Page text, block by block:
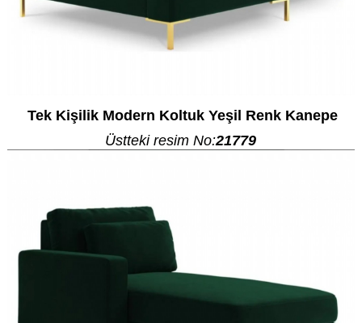
Tek Kişilik Modern Koltuk Yeşil Renk Kanepe
Üstteki resim No:21779